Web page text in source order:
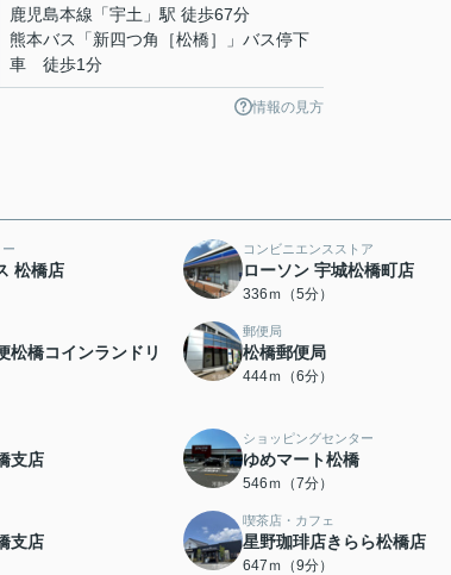
鹿児島本線 「宇土 」駅 徒歩67分
熊本バス「新四つ角［松橋］」バス停下
車 徒歩1分
情報の見方
松橋店
コンビニエンスストア
ローソン 宇城松橋町店
336ｍ（5分）
松橋コインランドリ
郵便局
松橋郵便局
444ｍ（6分）
支店
ショッピングセンター
ゆめマート松橋
546ｍ（7分）
支店
喫茶店・カフェ
星野珈琲店きらら松橋店
647ｍ（9分）